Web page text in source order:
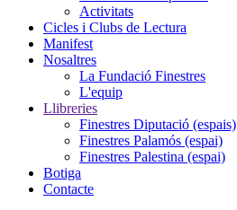
Activitats
Cicles i Clubs de Lectura
Manifest
Nosaltres
La Fundació Finestres
L'equip
Llibreries
Finestres Diputació (espais)
Finestres Palamós (espai)
Finestres Palestina (espai)
Botiga
Contacte